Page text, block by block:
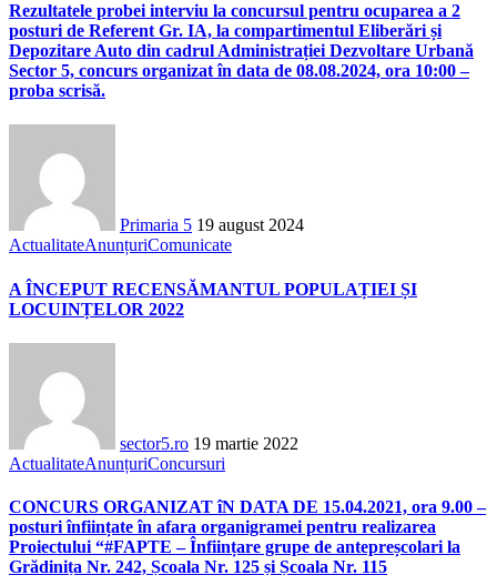
Rezultatele probei interviu la concursul pentru ocuparea a 2
posturi de Referent Gr. IA, la compartimentul Eliberări și
Depozitare Auto din cadrul Administrației Dezvoltare Urbană
Sector 5, concurs organizat în data de 08.08.2024, ora 10:00 –
proba scrisă.
Primaria 5 19 august 2024
ActualitateAnunțuriComunicate
A ÎNCEPUT RECENSĂMANTUL POPULAȚIEI ȘI
LOCUINȚELOR 2022
sector5.ro 19 martie 2022
ActualitateAnunțuriConcursuri
CONCURS ORGANIZAT îN DATA DE 15.04.2021, ora 9.00 –
posturi înființate în afara organigramei pentru realizarea
Proiectului “#FAPTE – Înființare grupe de antepreșcolari la
Grădinița Nr. 242, Școala Nr. 125 și Școala Nr. 115